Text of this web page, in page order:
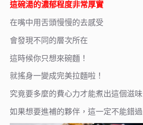
這碗湯的濃郁程度非常厚實
在嘴中用舌頭慢慢的去感受
會發現不同的層次所在
這時候你只想來碗麵！
就搖身一變成完美拉麵啦！
究竟要多麼的費心力才能煮出這個滋味
如果想要進補的夥伴，這一定不能錯過